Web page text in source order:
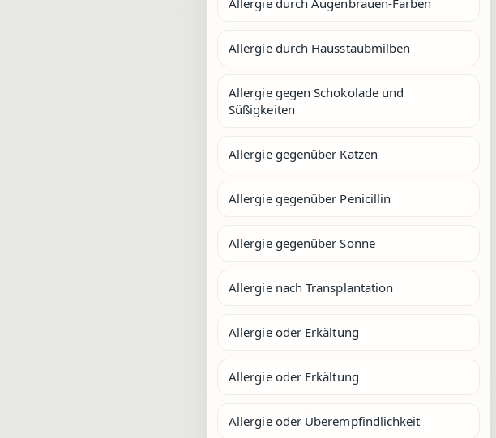
Allergie durch Hausstaubmilben
Allergie gegen Schokolade und
Süßigkeiten
Allergie gegenüber Katzen
Allergie gegenüber Penicillin
Allergie gegenüber Sonne
Allergie nach Transplantation
Allergie oder Erkältung
Allergie oder Erkältung
Allergie oder Überempfindlichkeit